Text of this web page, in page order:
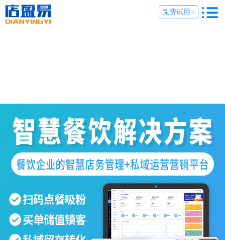
免费试用 >